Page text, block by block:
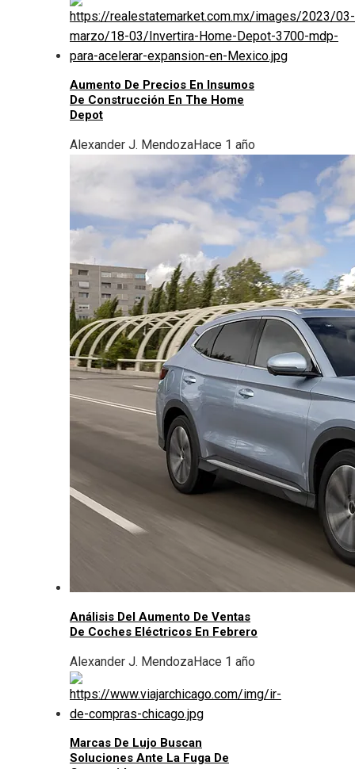
Aumento De Precios En Insumos
De Construcción En The Home
Depot
Alexander J. MendozaHace 1 año
Análisis Del Aumento De Ventas
De Coches Eléctricos En Febrero
Alexander J. MendozaHace 1 año
Marcas De Lujo Buscan
Soluciones Ante La Fuga De